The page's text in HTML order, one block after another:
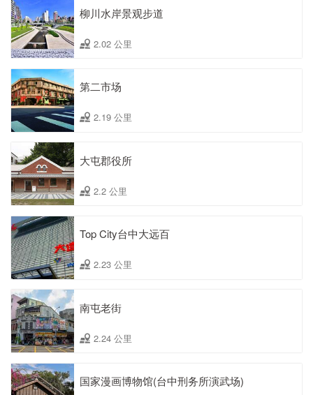
柳川水岸景观步道
2.02 公里
第二市场
2.19 公里
大屯郡役所
2.2 公里
Top City台中大远百
2.23 公里
南屯老街
2.24 公里
国家漫画博物馆(台中刑务所演武场)